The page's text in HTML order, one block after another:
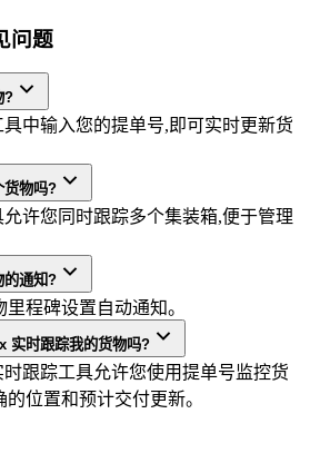
问题
?
具中输入您的提单号,即可实时更新货
货物吗?
允许您同时跟踪多个集装箱,便于管理
的通知?
程碑设置自动通知。
实时跟踪我的货物吗?
时跟踪工具允许您使用提单号监控货
位置和预计交付更新。